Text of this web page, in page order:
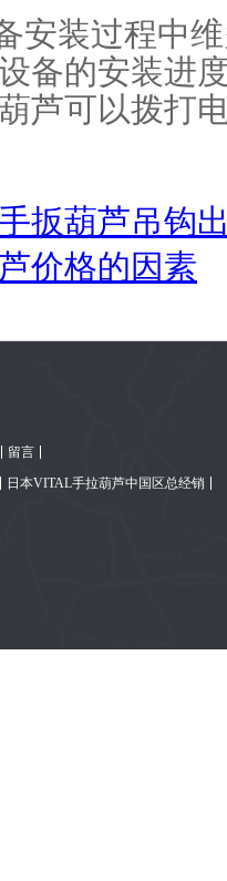
安装过程中
备的安装进
芦可以拨打
扳葫芦吊钩
价格的因素
留言
日本VITAL手拉葫芦中国区总经销